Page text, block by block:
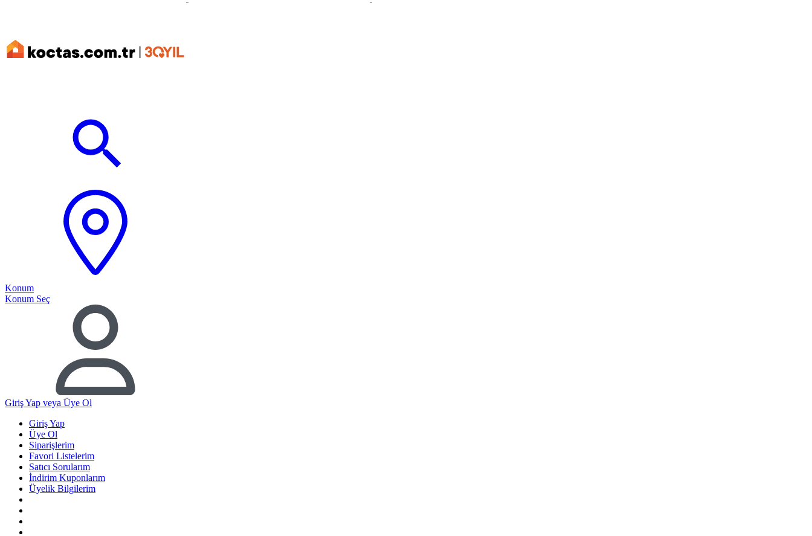
Konum
Konum Seç
Giriş Yap veya Üye Ol
Giriş Yap
Üye Ol
Siparişlerim
Favori Listelerim
Satıcı Sorularım
İndirim Kuponlarım
Üyelik Bilgilerim